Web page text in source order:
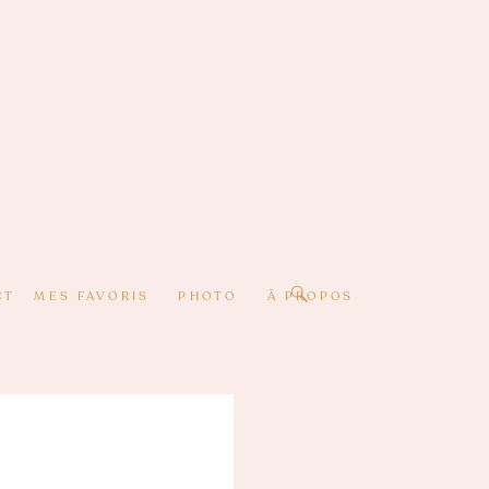
MES FAVORIS PHOTO À PROPOS